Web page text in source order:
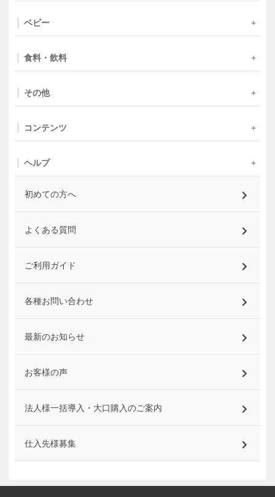
ベビー
食料・飲料
その他
コンテンツ
ヘルプ
初めての方へ
よくある質問
ご利用ガイド
各種お問い合わせ
最新のお知らせ
お客様の声
法人様一括導入・大口購入のご案内
仕入先様募集